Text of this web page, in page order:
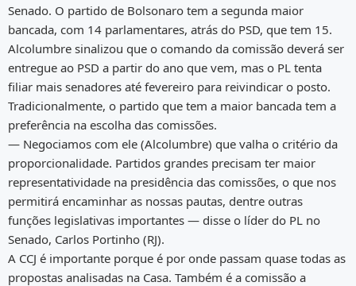
Senado. O partido de Bolsonaro tem a segunda maior
bancada, com 14 parlamentares, atrás do PSD, que tem 15.
Alcolumbre sinalizou que o comando da comissão deverá ser
entregue ao PSD a partir do ano que vem, mas o PL tenta
filiar mais senadores até fevereiro para reivindicar o posto.
Tradicionalmente, o partido que tem a maior bancada tem a
preferência na escolha das comissões.
— Negociamos com ele (Alcolumbre) que valha o critério da
proporcionalidade. Partidos grandes precisam ter maior
representatividade na presidência das comissões, o que nos
permitirá encaminhar as nossas pautas, dentre outras
funções legislativas importantes — disse o líder do PL no
Senado, Carlos Portinho (RJ).
A CCJ é importante porque é por onde passam quase todas as
propostas analisadas na Casa. Também é a comissão a